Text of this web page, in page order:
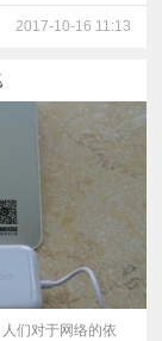
2017-10-16 11:13
们对于网络的依